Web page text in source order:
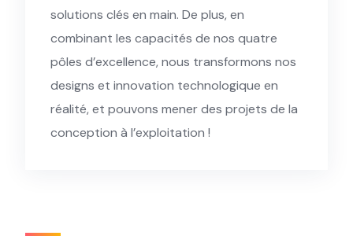
solutions clés en main. De plus, en
combinant les capacités de nos quatre
pôles d’excellence, nous transformons nos
designs et innovation technologique en
réalité, et pouvons mener des projets de la
conception à l’exploitation !